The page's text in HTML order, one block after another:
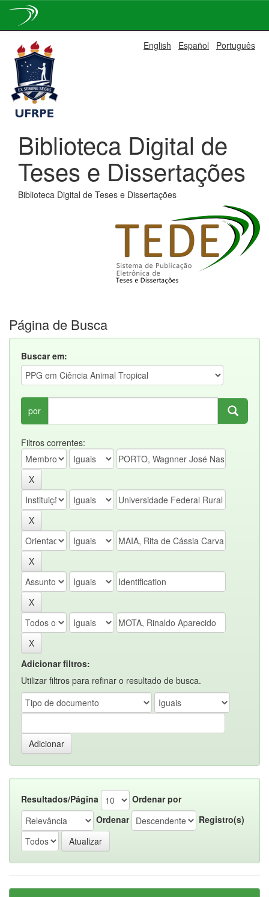
navigation
English Español Português
Biblioteca Digital de
Teses e Dissertações
Biblioteca Digital de Teses e Dissertações
Página de Busca
Buscar em:
por
Filtros correntes:
Adicionar filtros:
Utilizar filtros para refinar o resultado de busca.
Resultados/Página
Ordenar por
Ordenar
Registro(s)